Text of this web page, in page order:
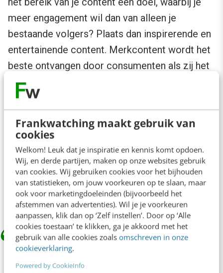
Frankwatching maakt gebruik van
cookies
Welkom! Leuk dat je inspiratie en kennis komt opdoen.
Wij, en derde partijen, maken op onze websites gebruik
van cookies. Wij gebruiken cookies voor het bijhouden
van statistieken, om jouw voorkeuren op te slaan, maar
ook voor marketingdoeleinden (bijvoorbeeld het
afstemmen van advertenties). Wil je je voorkeuren
aanpassen, klik dan op ‘Zelf instellen’. Door op ‘Alle
cookies toestaan’ te klikken, ga je akkoord met het
gebruik van alle cookies zoals omschreven in onze
cookieverklaring.
Powered by CookieInfo
meer engagement wil dan van alleen je
bestaande volgers? Plaats dan inspirerende en
entertainende content. Merkcontent wordt het
beste ontvangen door consumenten als zij het
zien via mensen die ze kennen, vertrouwen en
om wie ze geven (gedeeld op social media
dus!). Maar vergeet niet de posts met nieuwe
producten en diensten, die leiden verkeer naar
de website en helpen meer mensen naar de
overwegings-fase. Eengoede balans in typen
contentis belangrijk om je publiek tevreden te
stellen.
If you want consumers to share your
content, head for their hearts (…) with